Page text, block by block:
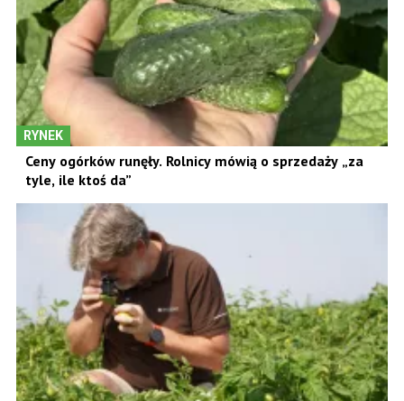
RYNEK
Ceny ogórków runęły. Rolnicy mówią o sprzedaży „za
tyle, ile ktoś da”